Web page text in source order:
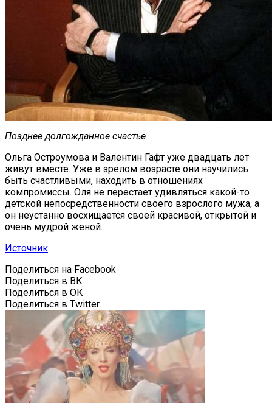
Позднее долгожданное счастье
Ольга Остроумова и Валентин Гафт уже двадцать лет
живут вместе. Уже в зрелом возрасте они научились
быть счастливыми, находить в отношениях
компромиссы. Оля не перестает удивляться какой-то
детской непосредственности своего взрослого мужа, а
он неустанно восхищается своей красивой, открытой и
очень мудрой женой.
Источник
Поделиться на Facebook
Поделиться в ВК
Поделиться в ОК
Поделиться в Twitter